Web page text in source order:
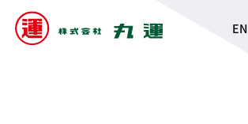
EN